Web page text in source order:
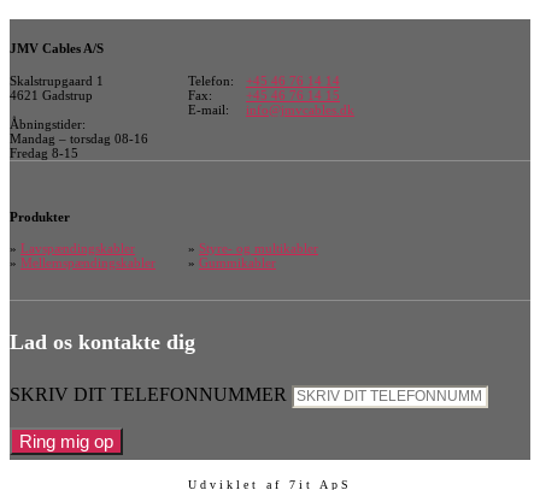
JMV Cables A/S
Skalstrupgaard 1
4621 Gadstrup
Telefon:
Fax:
E-mail:
+45 46 76 14 14
+45 46 76 14 15
info@jmvcables.dk
Åbningstider:
Mandag – torsdag 08-16
Fredag 8-15
Produkter
» Lavspændingskabler
» Mellemspændingskabler
» Styre- og multikabler
» Gummikabler
Lad os kontakte dig
SKRIV DIT TELEFONNUMMER
Ring mig op
Udviklet af 7it ApS